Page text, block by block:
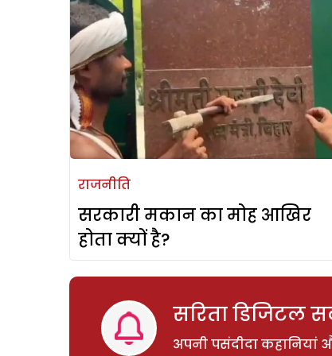
राजनीति
सरकारी मकान का मोह आखिर
होता क्यों है?
सरिता डिजिटल
अपनी पसंदीदा कहानियां